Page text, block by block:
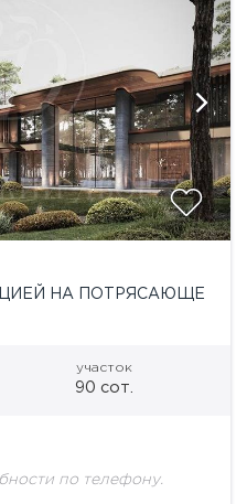
НА ПОТРЯСАЮЩЕ
участок
90 сот.
по телефону.